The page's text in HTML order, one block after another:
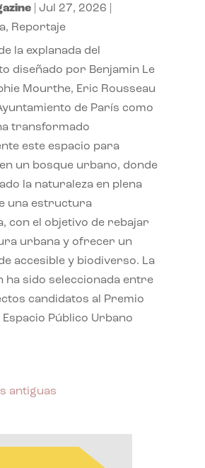
| Jul 27, 2026
, Reportaje
la explanada del
diseñado por Benjamin Le
Mourthe, Eric Rousseau
de París como
transformado
este espacio para
un bosque urbano, donde
la naturaleza en plena
una estructura
con el objetivo de rebajar
urbana y ofrecer un
accesible y biodiverso. La
ha sido seleccionada entre
candidatos al Premio
Espacio Público Urbano
antiguas